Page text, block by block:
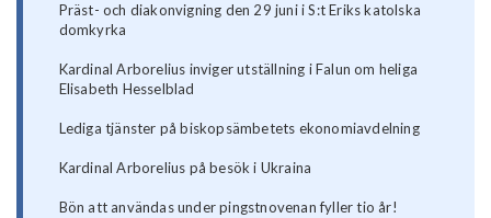
Präst- och diakonvigning den 29 juni i S:t Eriks katolska
domkyrka
Kardinal Arborelius inviger utställning i Falun om heliga
Elisabeth Hesselblad
Lediga tjänster på biskopsämbetets ekonomiavdelning
Kardinal Arborelius på besök i Ukraina
Bön att användas under pingstnovenan fyller tio år!